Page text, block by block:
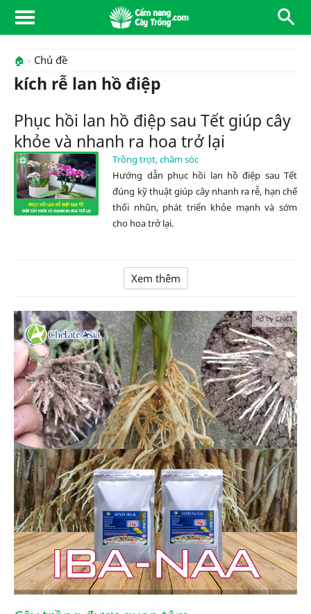
🏠 Chủ đề
kích rễ lan hồ điệp
Phục hồi lan hồ điệp sau Tết giúp cây
khỏe và nhanh ra hoa trở lại
Trồng trọt, chăm sóc
Hướng dẫn phục hồi lan hồ điệp sau Tết
đúng kỹ thuật giúp cây nhanh ra rễ, hạn chế
thối nhũn, phát triển khỏe mạnh và sớm
cho hoa trở lại.
Xem thêm
Ad by CNCT